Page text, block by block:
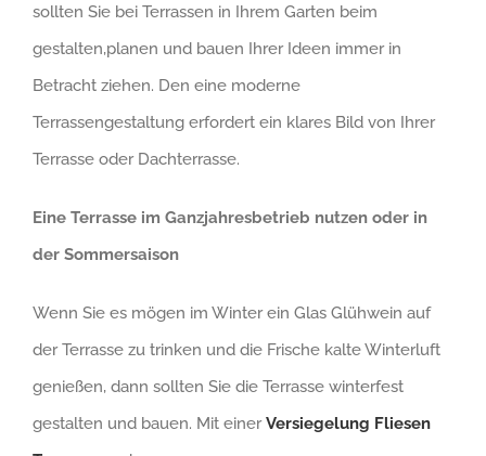
sollten Sie bei Terrassen in Ihrem Garten beim
gestalten,planen und bauen Ihrer Ideen immer in
Betracht ziehen. Den eine moderne
Terrassengestaltung erfordert ein klares Bild von Ihrer
Terrasse oder Dachterrasse.
Eine Terrasse im Ganzjahresbetrieb nutzen oder in
der Sommersaison
Wenn Sie es mögen im Winter ein Glas Glühwein auf
der Terrasse zu trinken und die Frische kalte Winterluft
genießen, dann sollten Sie die Terrasse winterfest
gestalten und bauen. Mit einerVersiegelung Fliesen